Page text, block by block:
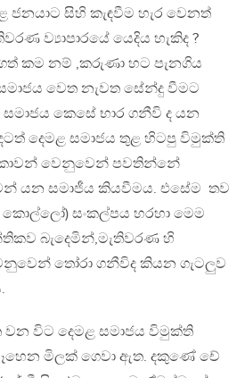
ජනයාට සිහි කැඳවීම හැර වෙනත්
ව්‍යාපාරයේ යෙදිය හැකිද ?
කම නම් ,කරුණා හට පැනගිය
වෙත නැවත සේන්දු වීමට
කෙසේ භාර ගනීවි ද යන
දෙමළ සමාජය තුළ හිටපු විමුක්ති
වෙනුවෙන් පවතින්නේ
යන සමාජීය කියවීමය. එසේම තව
කොල්ලෝ) සංකල්පය හරහා මෙම
බැදෙමින්,මැතිවරණ හි
තෝරා ගනීවිද කියන ගැටලුව
විට දෙමළ සමාජය විමුක්ති
මිලක් ගෙවා ඇත. දකුණේ චේ